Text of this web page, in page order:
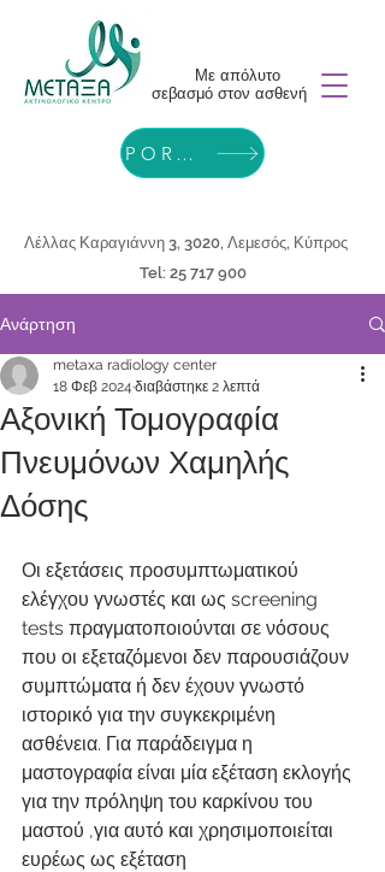
Με απόλυτο
σεβασμό στον ασθενή
Λέλλας Καραγιάννη 3, 3020, Λεμεσός, Κύπρος
Tel: 25 717 900
PORTAL
Ανάρτηση
Αξονική Τομογραφία
Πνευμόνων Χαμηλής
Δόσης
metaxa radiology center
18 Φεβ 2024 διαβάστηκε 2 λεπτά
Οι εξετάσεις προσυμπτωματικού
ελέγχου γνωστές και ως screening
tests πραγματοποιούνται σε νόσους
που οι εξεταζόμενοι δεν παρουσιάζουν
συμπτώματα ή δεν έχουν γνωστό
ιστορικό για την συγκεκριμένη
ασθένεια. Για παράδειγμα η
μαστογραφία είναι μία εξέταση εκλογής
για την πρόληψη του καρκίνου του
μαστού ,για αυτό και χρησιμοποιείται
ευρέως ως εξέταση